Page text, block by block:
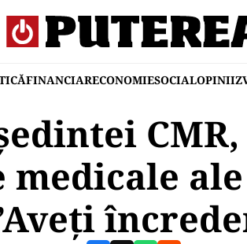
FINANCIARECONOMIESOCIALOPINII
medicale